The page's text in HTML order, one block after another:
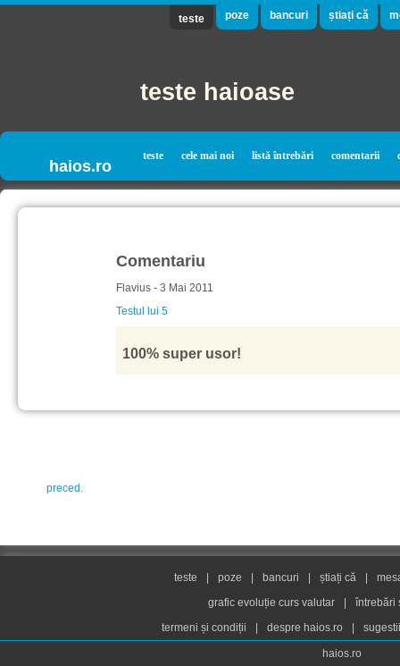
teste poze bancuri știați că
teste haioase
haios.ro
teste cele mai noi listă întrebări comentarii
Comentariu
Flavius - 3 Mai 2011
Testul lui 5
100% super usor!
preced.
teste poze bancuri știați că
grafic evoluție curs valutar
întrebări
termeni și condiții
despre haios.ro
haios.ro